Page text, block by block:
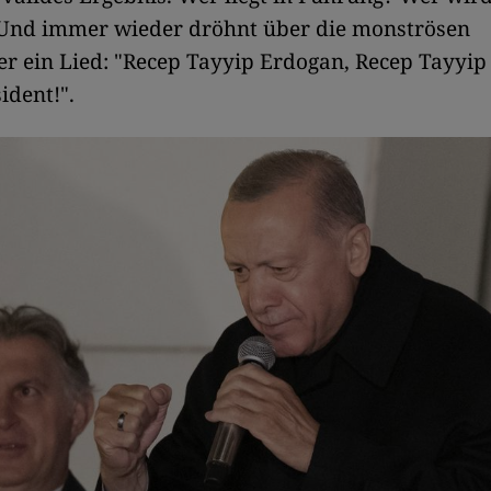
immer wieder dröhnt über die monströsen
ein Lied: "Recep Tayyip Erdogan, Recep